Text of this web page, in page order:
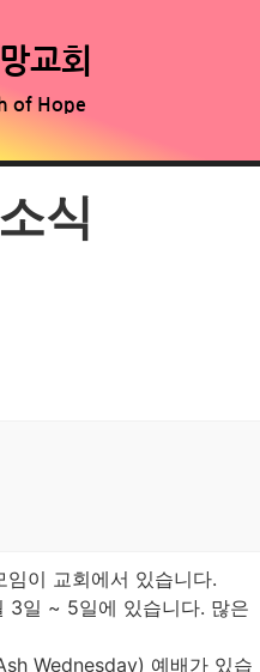
교회
of Hope
식
이 교회에서 있습니다.
3일 ~ 5일에 있습니다. 많은
Wednesday) 예배가 있습